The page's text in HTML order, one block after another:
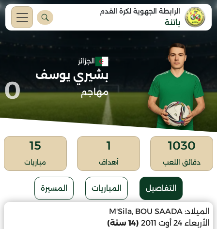
الرابطة الجهوية لكرة القدم
باتنة
الجزائر
بشيري يوسف
مهاجم 0
1030
دقائق اللعب
1
أهداف
15
مباريات
التفاصيل المباريات المسيرة
الميلاد: M'Sila, BOU SAADA
الأربعاء 24 أوت 2011
(14 سنة)